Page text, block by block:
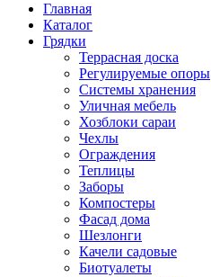
Главная
Каталог
Грядки
Террасная доска
Регулируемые опоры
Системы хранения
Уличная мебель
Хозблоки сараи
Чехлы
Ограждения
Теплицы
Заборы
Компостеры
Фасад дома
Шезлонги
Качели садовые
Биотуалеты